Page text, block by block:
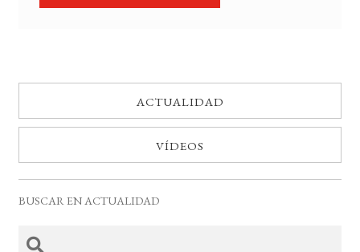
ACTUALIDAD
VÍDEOS
BUSCAR EN ACTUALIDAD